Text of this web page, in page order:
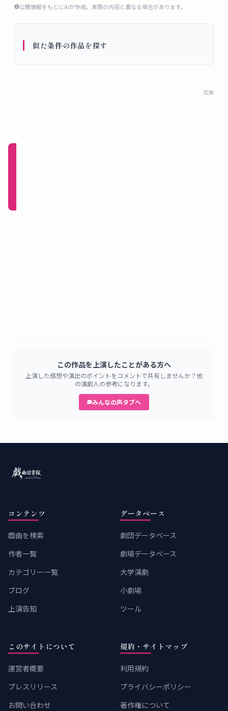
グ
要
公開情報をもとにAIが作成。実際の内容と異なる場合があります。
似た条件の作品を探す
広告
この作品を上演したことがある方へ
上演した感想や演出のポイントをコメントで共有しませんか？他
の演劇人の参考になります。
みんなの声タブへ
コンテンツ
戯曲を検索
作者一覧
カテゴリー一覧
ブログ
上演告知
データベース
劇団データベース
劇場データベース
大学演劇
小劇場
ツール
このサイトについて
運営者概要
プレスリリース
お問い合わせ
規約・サイトマップ
利用規約
プライバシーポリシー
著作権について